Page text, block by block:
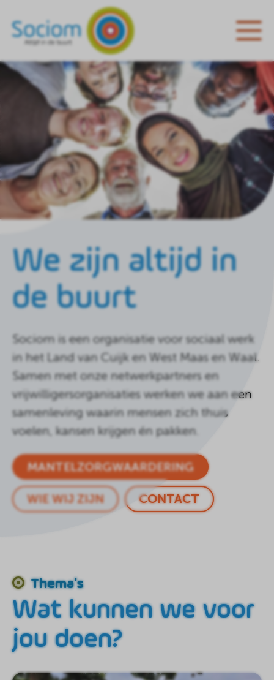
We zijn altijd in
de buurt
Sociom is een organisatie voor sociaal werk
in het Land van Cuijk en West Maas en Waal.
Samen met onze netwerkpartners en
vrijwilligersorganisaties werken we aan een
samenleving waarin mensen zich thuis
voelen, kansen krijgen én pakken.
MANTELZORGWAARDERING
WIE WIJ ZIJN CONTACT
Thema's
Wat kunnen we voor
jou doen?